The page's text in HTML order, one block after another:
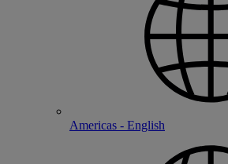
Americas - English